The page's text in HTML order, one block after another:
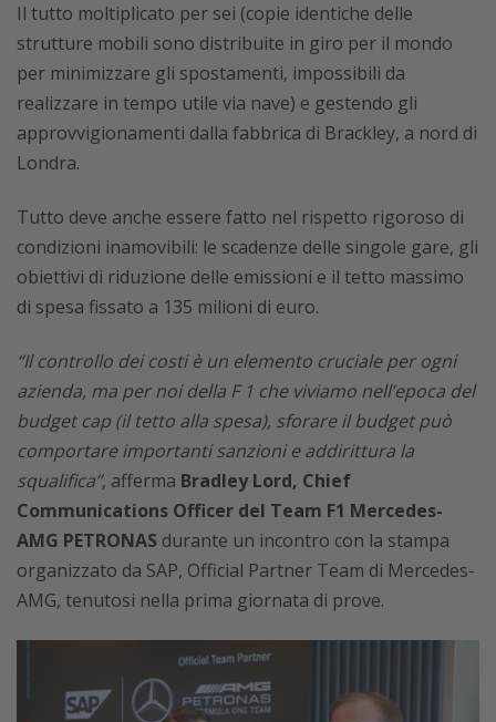
Il tutto moltiplicato per sei (copie identiche delle
strutture mobili sono distribuite in giro per il mondo
per minimizzare gli spostamenti, impossibili da
realizzare in tempo utile via nave) e gestendo gli
approvvigionamenti dalla fabbrica di Brackley, a nord di
Londra.
Tutto deve anche essere fatto nel rispetto rigoroso di
condizioni inamovibili: le scadenze delle singole gare, gli
obiettivi di riduzione delle emissioni e il tetto massimo
di spesa fissato a 135 milioni di euro.
“Il controllo dei costi è un elemento cruciale per ogni
azienda, ma per noi della F 1 che viviamo nell’epoca del
budget cap (il tetto alla spesa), sforare il budget può
comportare importanti sanzioni e addirittura la
squalifica”, afferma Bradley Lord, Chief
Communications Officer del Team F1 Mercedes-
AMG PETRONAS durante un incontro con la stampa
organizzato da SAP, Official Partner Team di Mercedes-
AMG, tenutosi nella prima giornata di prove.